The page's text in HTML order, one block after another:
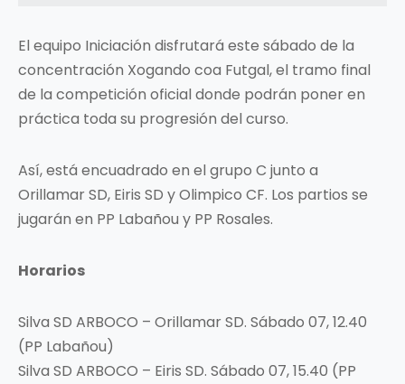
El equipo Iniciación disfrutará este sábado de la
concentración Xogando coa Futgal, el tramo final
de la competición oficial donde podrán poner en
práctica toda su progresión del curso.
Así, está encuadrado en el grupo C junto a
Orillamar SD, Eiris SD y Olimpico CF. Los partios se
jugarán en PP Labañou y PP Rosales.
Horarios
Silva SD ARBOCO – Orillamar SD. Sábado 07, 12.40
(PP Labañou)
Silva SD ARBOCO – Eiris SD. Sábado 07, 15.40 (PP